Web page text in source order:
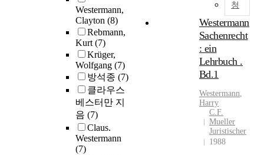
Westermann,
Clayton (8)
Rebmann,
Kurt(7)
Krüger,
Wolfgang (7)
방석종 (7)
클라우스
베스터만 지
음 (7)
Claus.
Westermann
(7)
청
Westermann
Sachenrecht
: ein
Lehrbuch .
Bd.1
Westermann,
Harry
C.F.
Mueller
Juristischer
1988